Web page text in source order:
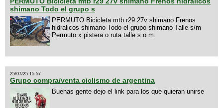
shimano Todo el grupo s
PERMUTO Bicicleta mtb r29 27v shimano Frenos
hidralicos shimano Todo el grupo shimano Talle s/m
Permuto x pistera o ruta talle s o m.
25/07/25 15:57
Grupo compra/venta ciclismo de argentina
Buenas gente dejo el link para los que quieran unirse